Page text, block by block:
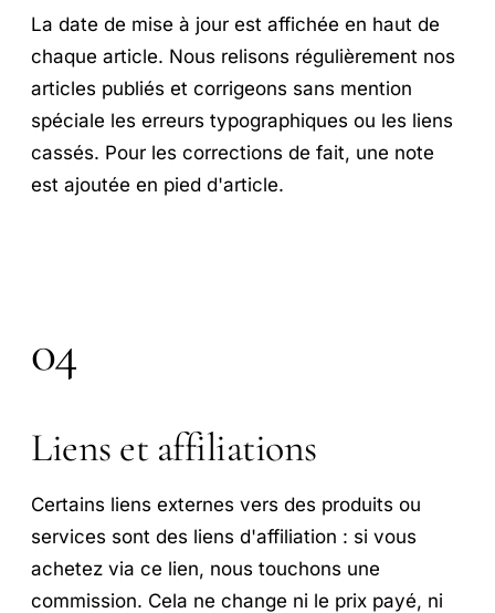
La date de mise à jour est affichée en haut de
chaque article. Nous relisons régulièrement nos
articles publiés et corrigeons sans mention
spéciale les erreurs typographiques ou les liens
cassés. Pour les corrections de fait, une note
est ajoutée en pied d'article.
04
Liens et affiliations
Certains liens externes vers des produits ou
services sont des liens d'affiliation : si vous
achetez via ce lien, nous touchons une
commission. Cela ne change ni le prix payé, ni